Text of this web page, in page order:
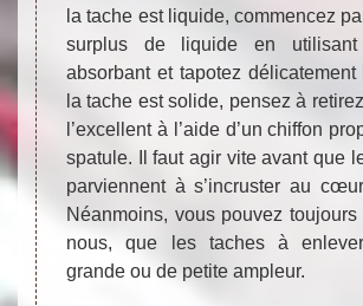
la tache est liquide, commencez
surplus de liquide en
absorbant et tapotez
la tache est solide, pensez à
l’excellent à l’aide d’un chiffon
spatule. Il faut agir vite avant que
parviennent à s’incruster au
Néanmoins, vous pouvez toujours
nous, que les taches à
grande ou de petite ampleur.